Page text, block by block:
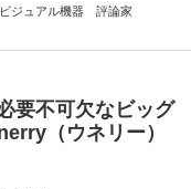
ジュアル機器 評論家
要不可欠なビッグ
（ウネリー）